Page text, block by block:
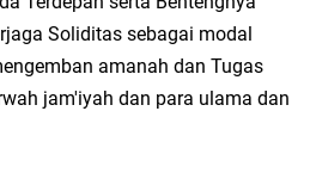
Sosial
Juta, Perkuat Keberlanjutan Program
Soliditas sebagai modal
amanah dan Tugas
jam'iyah dan para ulama dan